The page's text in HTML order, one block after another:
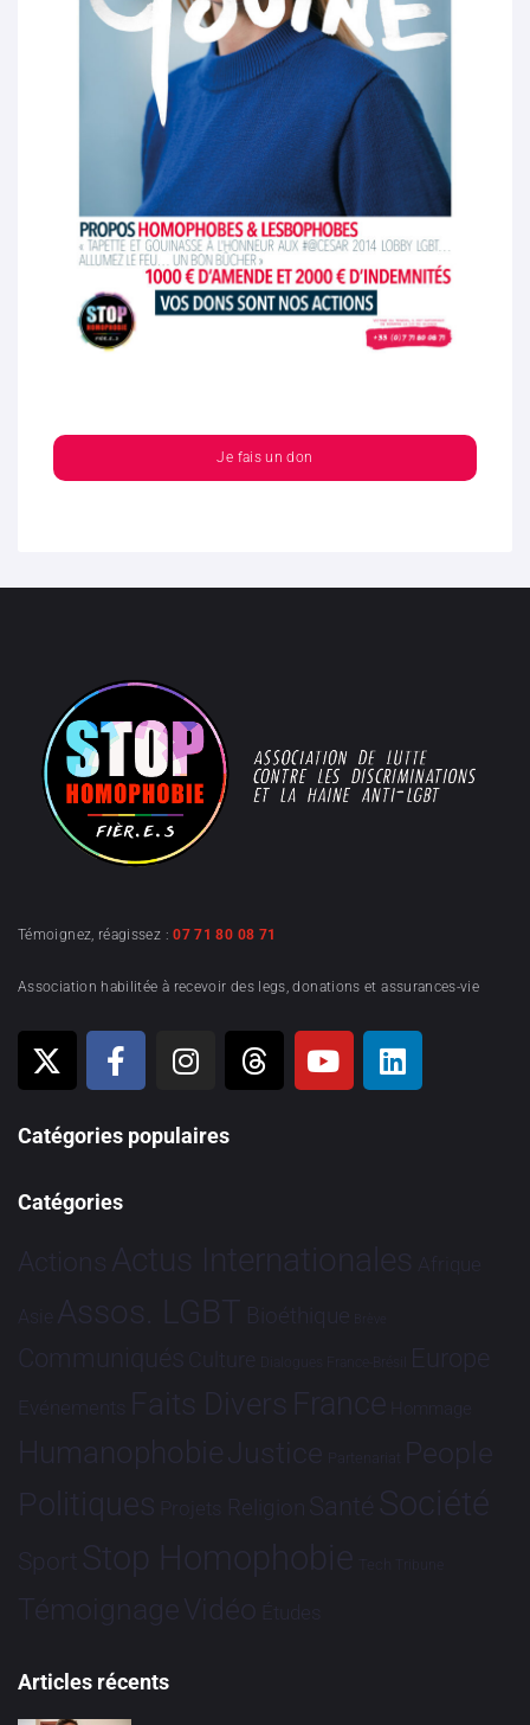
Je fais un don
Témoignez, réagissez :07 71 80 08 71
Association habilitée à recevoir des legs, donations et assurances-vie
Catégories populaires
Catégories
Actions Actus Internationales Afrique
Asie Assos. LGBT Bioéthique Brève
Communiqués Culture Dialogues France-Brésil Europe
Evénements Faits Divers France Hommage
HumanophobieJustice Partenariat People
Politiques Projets Religion Santé Société
Sport Stop Homophobie Tech Tribune
TémoignageVidéo Études
Articles récents